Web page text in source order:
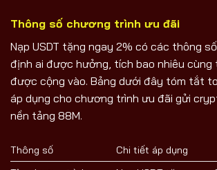
Thông số chương trình ưu đãi
Nạp USDT tặng ngay 2% có các thông
định ai được hưởng, tích bao nhiêu cùng
được cộng vào. Bảng dưới đây tóm tắt
áp dụng cho chương trình ưu đãi gửi
nền tảng 88M.
Thông số
Chi tiết áp dụng